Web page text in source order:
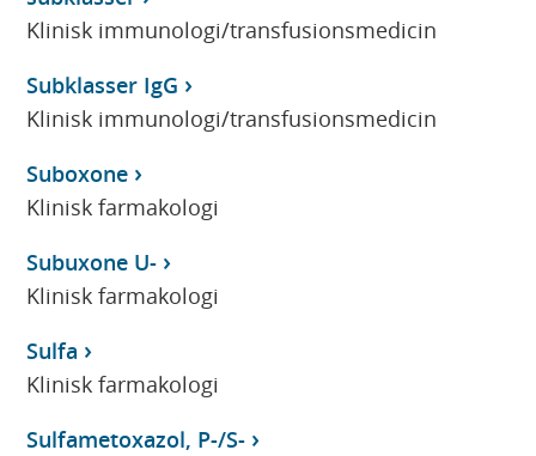
Klinisk immunologi/transfusionsmedicin
Subklasser IgG
Klinisk immunologi/transfusionsmedicin
Suboxone
Klinisk farmakologi
Subuxone U-
Klinisk farmakologi
Sulfa
Klinisk farmakologi
Sulfametoxazol, P-/S-